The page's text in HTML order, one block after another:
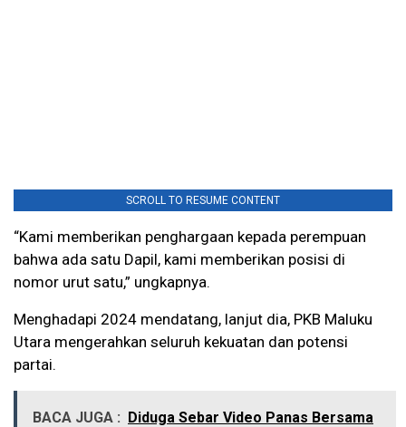
SCROLL TO RESUME CONTENT
“Kami memberikan penghargaan kepada perempuan
bahwa ada satu Dapil, kami memberikan posisi di
nomor urut satu,” ungkapnya.
Menghadapi 2024 mendatang, lanjut dia, PKB Maluku
Utara mengerahkan seluruh kekuatan dan potensi
partai.
BACA JUGA : Diduga Sebar Video Panas Bersama